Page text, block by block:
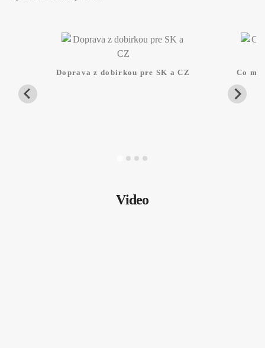
Doprava z dobirkou pre SK a CZ Co
Video